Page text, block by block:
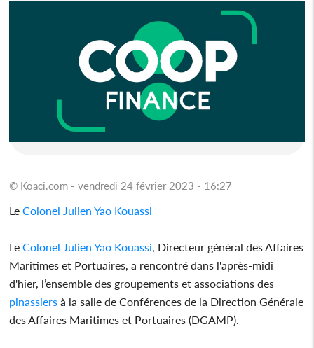
© Koaci.com - vendredi 24 février 2023 - 16:27
LeColonel Julien Yao Kouassi
LeColonel Julien Yao Kouassi , Directeur général des Affaires
Maritimes et Portuaires, a rencontré dans l'après-midi
d'hier, l’ensemble des groupements et associations des
pinassiers à la salle de Conférences de la Direction Générale
des Affaires Maritimes et Portuaires (DGAMP).